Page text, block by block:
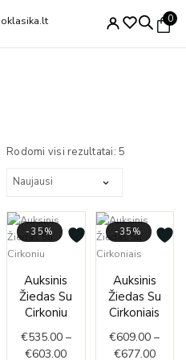
0
Rodomi visi rezultatai: 5
-35%
Auksinis
Žiedas Su
Cirkoniu
€535.00 –
€603.00
range:
€535.00
through
€603.00
-35%
Auksinis
Žiedas Su
Cirkoniais
€609.00 –
€677.00
range: